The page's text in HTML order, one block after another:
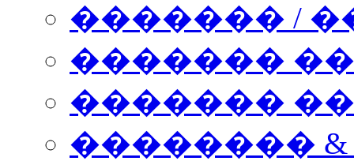
������� /
�������
������� ���
��������